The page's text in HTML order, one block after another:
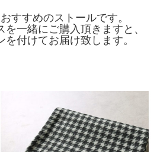
すすめのストールです。
一緒にご購入頂きますと、
付けてお届け致します。